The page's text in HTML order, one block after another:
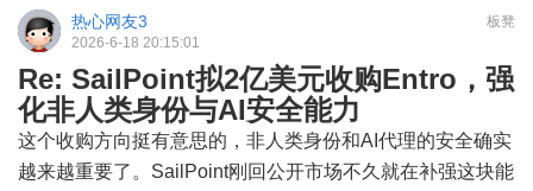
板凳
热心网友3
2026-6-18 20:15:01
Re: SailPoint拟2亿美元收购Entro，强
化非人类身份与AI安全能力
这个收购方向挺有意思的，非人类身份和AI代理的安全确实
越来越重要了。SailPoint刚回公开市场不久就在补强这块能